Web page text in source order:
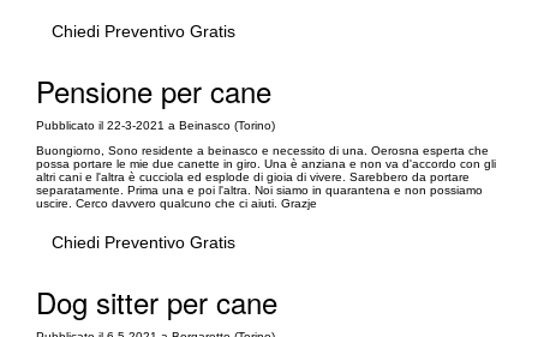
Chiedi Preventivo Gratis
Pensione per cane
Pubblicato il 22-3-2021 a Beinasco (Torino)
Buongiorno, Sono residente a beinasco e necessito di una. Oerosna esperta che
possa portare le mie due canette in giro. Una è anziana e non va d'accordo con gli
altri cani e l'altra è cucciola ed esplode di gioia di vivere. Sarebbero da portare
separatamente. Prima una e poi l'altra. Noi siamo in quarantena e non possiamo
uscire. Cerco davvero qualcuno che ci aiuti. Grazje
Chiedi Preventivo Gratis
Dog sitter per cane